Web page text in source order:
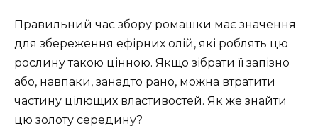
Правильний час збору ромашки має значення
для збереження ефірних олій, які роблять цю
рослину такою цінною. Якщо зібрати її запізно
або, навпаки, занадто рано, можна втратити
частину цілющих властивостей. Як же знайти
цю золоту середину?